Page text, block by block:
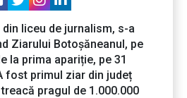
liceu de jurnalism, s-a
Ziarului Botoșăneanul, pe
la prima apariție, pe 31
fost primul ziar din județ
pragul de 1.000.000